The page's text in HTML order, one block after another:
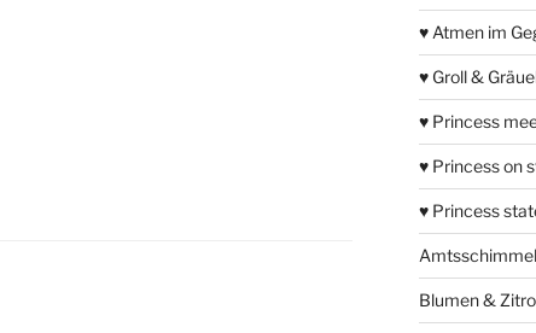
♥ Atmen im
♥ Groll &
♥ Princess
♥ Princess on
♥ Princess
Amtsschimmel
Blumen &